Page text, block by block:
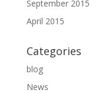
September 2015
April 2015
Categories
blog
News